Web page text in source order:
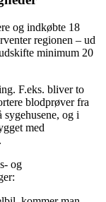
og indkøbte 18
regionen – ud
minimum 20
F.eks. bliver to
blodprøver fra
og i
med
og